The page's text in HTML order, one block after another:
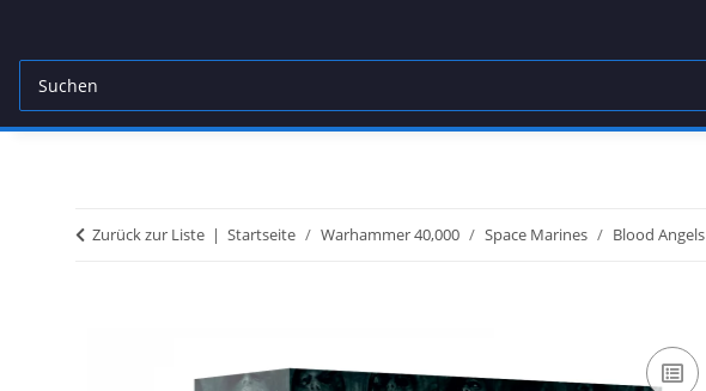
Zurück zur Liste Startseite Warhammer 40,000 Space Marines Blood Angels